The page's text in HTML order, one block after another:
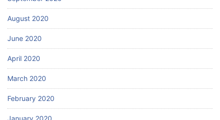
August 2020
June 2020
April 2020
March 2020
February 2020